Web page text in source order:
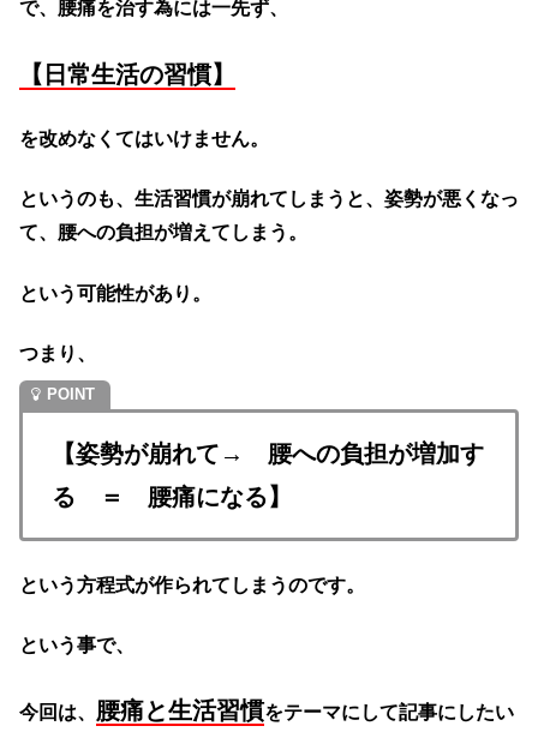
で、腰痛を治す為には一先ず、
【日常生活の習慣】
を改めなくてはいけません。
というのも、生活習慣が崩れてしまうと、姿勢が悪くなっ
て、腰への負担が増えてしまう。
という可能性があり。
つまり、
【姿勢が崩れて→ 腰への負担が増加す
る ＝ 腰痛になる】
という方程式が作られてしまうのです。
という事で、
今回は、 腰痛と生活習慣をテーマにして記事にしたい